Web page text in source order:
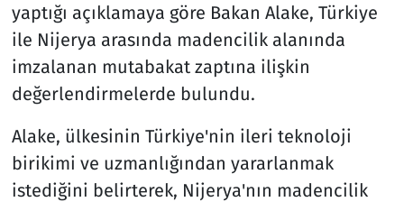
yaptığı açıklamaya göre Bakan Alake, Türkiye
ile Nijerya arasında madencilik alanında
imzalanan mutabakat zaptına ilişkin
değerlendirmelerde bulundu.
Alake, ülkesinin Türkiye'nin ileri teknoloji
birikimi ve uzmanlığından yararlanmak
istediğini belirterek, Nijerya'nın madencilik
Teknoloji ve Bilim
Televizyon